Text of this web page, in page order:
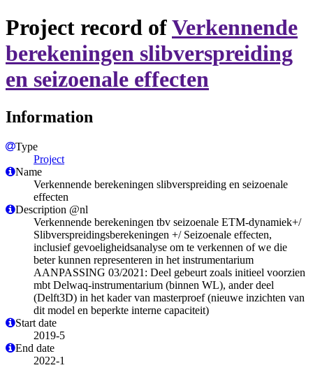
Project record ofVerkennende
berekeningen slibverspreiding
en seizoenale effecten
Information
Type
Project
Name
Verkennende berekeningen slibverspreiding en seizoenale
effecten
Description @nl
Verkennende berekeningen tbv seizoenale ETM-dynamiek ​+/
Slibverspreidingsberekeningen +/ Seizoenale effecten,
inclusief gevoeligheidsanalyse om te verkennen of we die
beter kunnen representeren in het instrumentarium
AANPASSING 03/2021: Deel gebeurt zoals initieel voorzien
mbt Delwaq-instrumentarium (binnen WL), ander deel
(Delft3D) in het kader van masterproef (nieuwe inzichten van
dit model en beperkte interne capaciteit)
Start date
2019-5
End date
2022-1